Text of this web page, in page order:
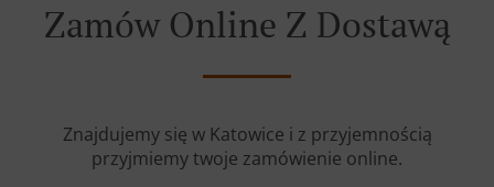
Zamów Online Z Dostawą
Znajdujemy się w Katowice i z przyjemnością
przyjmiemy twoje zamówienie online.